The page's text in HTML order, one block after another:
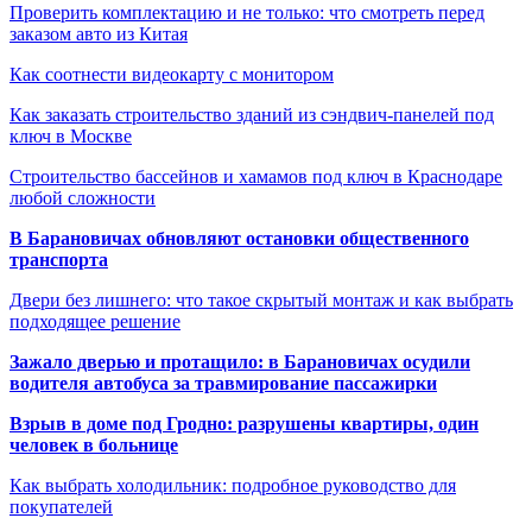
Проверить комплектацию и не только: что смотреть перед
заказом авто из Китая
Как соотнести видеокарту с монитором
Как заказать строительство зданий из сэндвич-панелей под
ключ в Москве
Строительство бассейнов и хамамов под ключ в Краснодаре
любой сложности
В Барановичах обновляют остановки общественного
транспорта
Двери без лишнего: что такое скрытый монтаж и как выбрать
подходящее решение
Зажало дверью и протащило: в Барановичах осудили
водителя автобуса за травмирование пассажирки
Взрыв в доме под Гродно: разрушены квартиры, один
человек в больнице
Как выбрать холодильник: подробное руководство для
покупателей